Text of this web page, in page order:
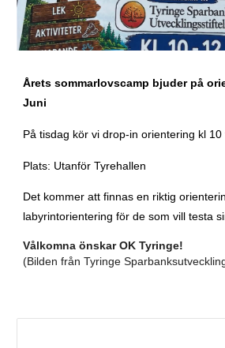
Årets sommarlovscamp bjuder på
Juni
På tisdag kör vi drop-in orientering kl 10
Plats: Utanför Tyrehallen
Det kommer att finnas en riktig
labyrintorientering för de som vill testa
Vålkomna önskar OK Tyringe!
(Bilden från Tyringe